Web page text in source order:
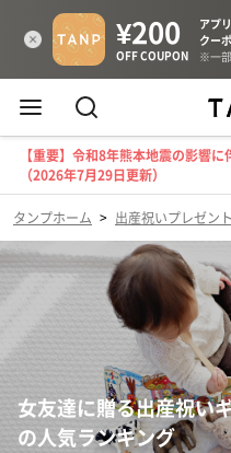
【重要】令和8年熊本地震の影響
（2026年7月29日更新）
タンプホーム > 出産祝いプレゼン
女友達に贈る出産祝い
の人気ランキング